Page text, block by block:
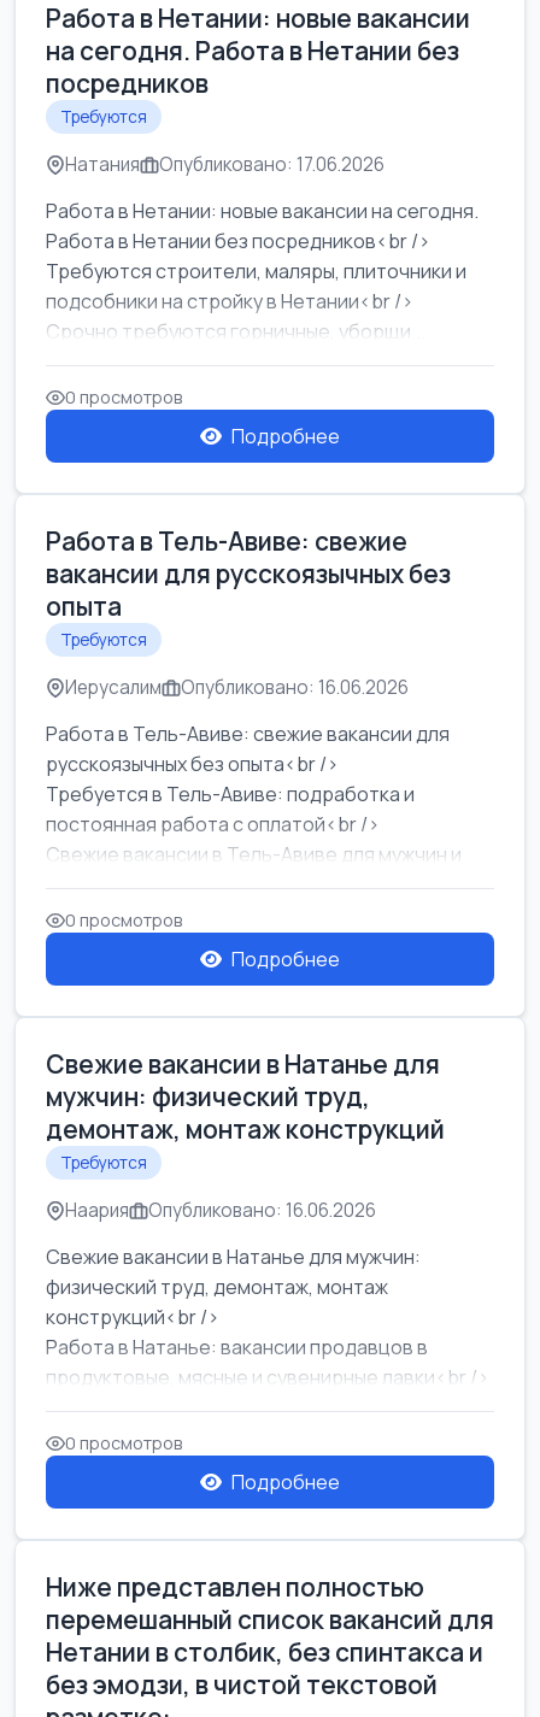
Работа в Нетании: новые вакансии
на сегодня. Работа в Нетании без
посредников
Требуются
Натания Опубликовано: 17.06.2026
Работа в Нетании: новые вакансии на сегодня.
Работа в Нетании без посредников<br />
Требуются строители, маляры, плиточники и
подсобники на стройку в Нетании<br />
Срочно требуются горничные, уборщи...
0 просмотров
Подробнее
Работа в Тель-Авиве: свежие
вакансии для русскоязычных без
опыта
Требуются
Иерусалим Опубликовано: 16.06.2026
Работа в Тель-Авиве: свежие вакансии для
русскоязычных без опыта<br />
Требуется в Тель-Авиве: подработка и
постоянная работа с оплатой<br />
Свежие вакансии в Тель-Авиве для мужчин и
женщин от хозя...
0 просмотров
Подробнее
Свежие вакансии в Натанье для
мужчин: физический труд,
демонтаж, монтаж конструкций
Требуются
Наария Опубликовано: 16.06.2026
Свежие вакансии в Натанье для мужчин:
физический труд, демонтаж, монтаж
конструкций<br />
Работа в Натанье: вакансии продавцов в
продуктовые, мясные и сувенирные лавки<br />
Разнорабочий на сборку м...
0 просмотров
Подробнее
Ниже представлен полностью
перемешанный список вакансий для
Нетании в столбик, без спинтакса и
без эмодзи, в чистой текстовой